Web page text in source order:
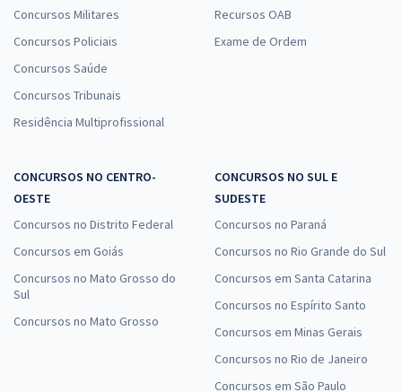
Concursos Militares
Concursos Policiais
Concursos Saúde
Concursos Tribunais
Residência Multiprofissional
Recursos OAB
Exame de Ordem
CONCURSOS NO CENTRO-
OESTE
Concursos no Distrito Federal
Concursos em Goiás
Concursos no Mato Grosso do
Sul
Concursos no Mato Grosso
CONCURSOS NO SUL E
SUDESTE
Concursos no Paraná
Concursos no Rio Grande do Sul
Concursos em Santa Catarina
Concursos no Espírito Santo
Concursos em Minas Gerais
Concursos no Rio de Janeiro
Concursos em São Paulo